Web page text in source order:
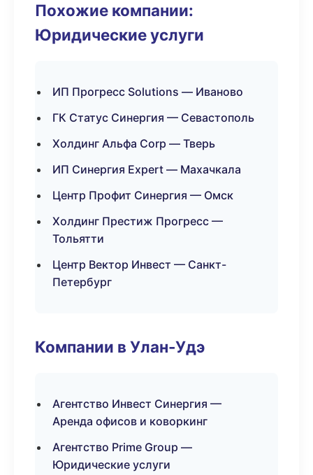
Похожие компании:
Юридические услуги
ИП Прогресс Solutions — Иваново
ГК Статус Синергия — Севастополь
Холдинг Альфа Corp — Тверь
ИП Синергия Expert — Махачкала
Центр Профит Синергия — Омск
Холдинг Престиж Прогресс —
Тольятти
Центр Вектор Инвест — Санкт-
Петербург
Компании в Улан-Удэ
Агентство Инвест Синергия —
Аренда офисов и коворкинг
Агентство Prime Group —
Юридические услуги